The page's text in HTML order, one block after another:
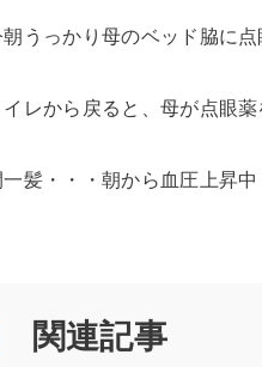
朝うっかり母のベッド脇に
イレから戻ると、母が点眼
一髪・・・朝から血圧上昇中
関連記事